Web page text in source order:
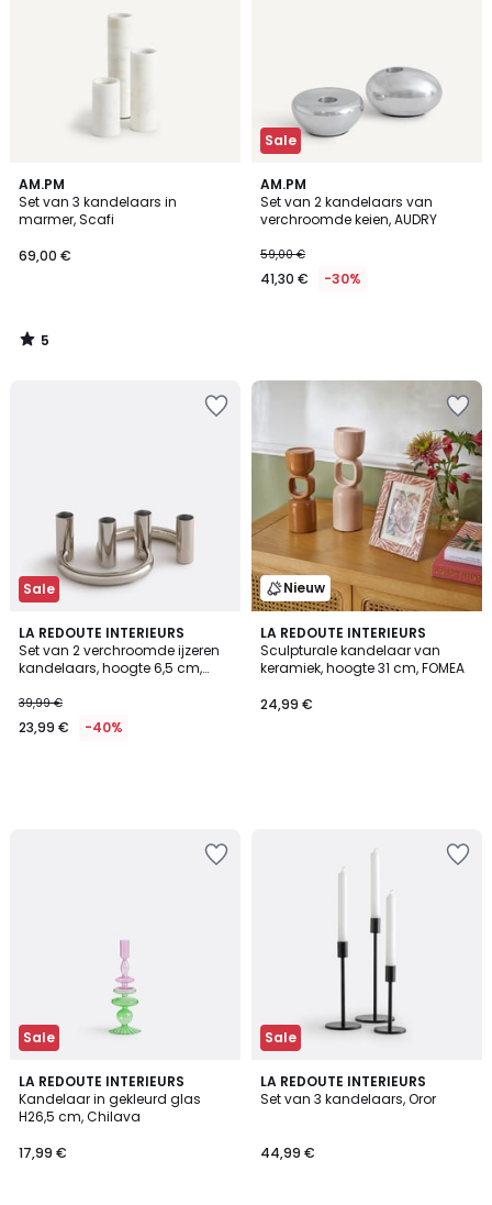
AM.PM
Set van 3 kandelaars in
marmer, Scafi
69,00 €
5
/
5
5
/
Sale
AM.PM
Set van 2 kandelaars van
verchroomde keien, AUDRY
59,00 €
41,30 € -30%
Sale
LA REDOUTE INTERIEURS
Set van 2 verchroomde ijzeren
kandelaars, hoogte 6,5 cm,
39,99 €
23,99 € -40%
Nieuw
LA REDOUTE INTERIEURS
Sculpturale kandelaar van
keramiek, hoogte 31 cm, FOMEA
24,99 €
Sale
LA REDOUTE INTERIEURS
Kandelaar in gekleurd glas
H26,5 cm, Chilava
17,99 €
5
/
5
Sale
LA REDOUTE INTERIEURS
Set van 3 kandelaars, Oror
44,99 €
3
/